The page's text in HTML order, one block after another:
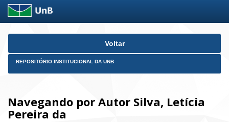
Skip
Voltar
REPOSITÓRIO INSTITUCIONAL DA UNB
Navegando por Autor Silva, Letícia
Pereira da